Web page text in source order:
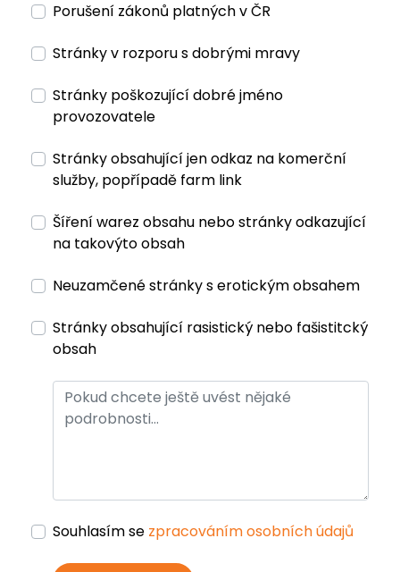
Porušení zákonů platných v ČR
Stránky v rozporu s dobrými mravy
Stránky poškozující dobré jméno
provozovatele
Stránky obsahující jen odkaz na komerční
služby, popřípadě farm link
Šíření warez obsahu nebo stránky odkazující
na takovýto obsah
Neuzamčené stránky s erotickým obsahem
Stránky obsahující rasistický nebo fašistitcký
obsah
Souhlasím se zpracováním osobních údajů